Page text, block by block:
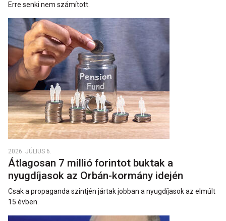
Erre senki nem számított.
2026. JÚLIUS 6.
Átlagosan 7 millió forintot buktak a
nyugdíjasok az Orbán-kormány idején
Csak a propaganda szintjén jártak jobban a nyugdíjasok az elmúlt
15 évben.